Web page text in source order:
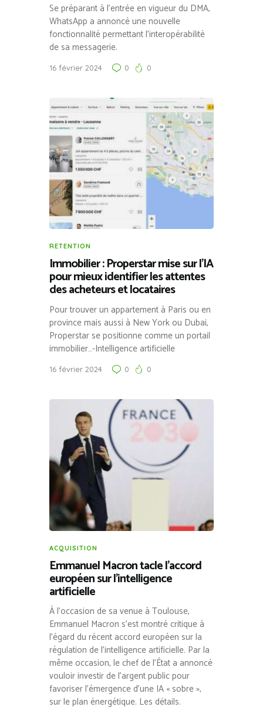
Se préparant à l’entrée en vigueur du DMA,
WhatsApp a annoncé une nouvelle
fonctionnalité permettant l’interopérabilité
de sa messagerie.
16 février 2024 0 0
RETENTION
Immobilier : Properstar mise sur l’IA
pour mieux identifier les attentes
des acheteurs et locataires
Pour trouver un appartement à Paris ou en
province mais aussi à New York ou Dubai,
Properstar se positionne comme un portail
immobilier…-Intelligence artificielle
16 février 2024 0 0
ACQUISITION
Emmanuel Macron tacle l’accord
européen sur l’intelligence
artificielle
À l’occasion de sa venue à Toulouse,
Emmanuel Macron s’est montré critique à
l’égard du récent accord européen sur la
régulation de l’intelligence artificielle. Par la
même occasion, le chef de l’État a annoncé
vouloir investir de l’argent public pour
favoriser l’émergence d’une IA « sobre »,
sur le plan énergétique. Les détails.